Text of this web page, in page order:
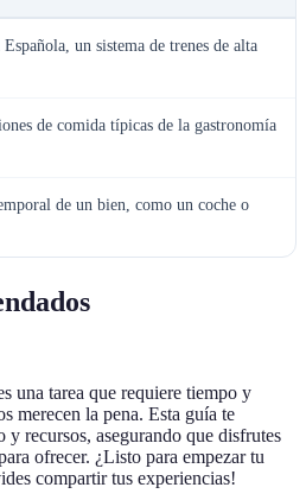
un sistema de trenes de alta
de comida típicas de la gastronomía
de un bien, como un coche o
una tarea que requiere tiempo y
merecen la pena. Esta guía te
recursos, asegurando que disfrutes
ofrecer. ¿Listo para empezar tu
compartir tus experiencias!